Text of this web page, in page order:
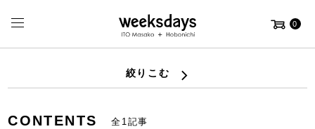
0
絞りこむ
CONTENTS 全1記事